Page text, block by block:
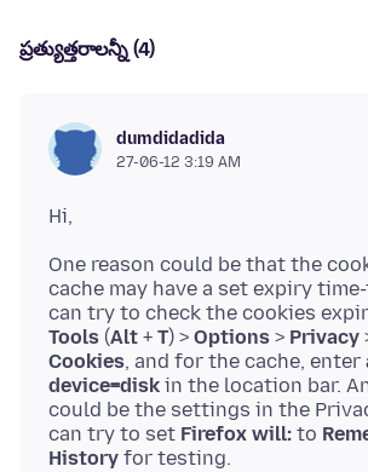
ప్రత్యుత్తరాలన్నీ (4)
dumdidadida
27-06-12 3:19 AM
One reason could be that the
cache may have a set expiry
can try to check the cookies
Tools (Alt + T) > Options > Privacy
Cookies, and for the cache, enter
device=disk in the location bar.
could be the settings in the
can try to set Firefox will: to
History